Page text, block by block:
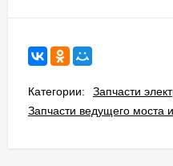
Категории:
Запчасти
Запчасти ведущего моста